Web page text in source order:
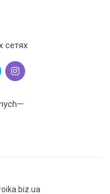
сетях
—